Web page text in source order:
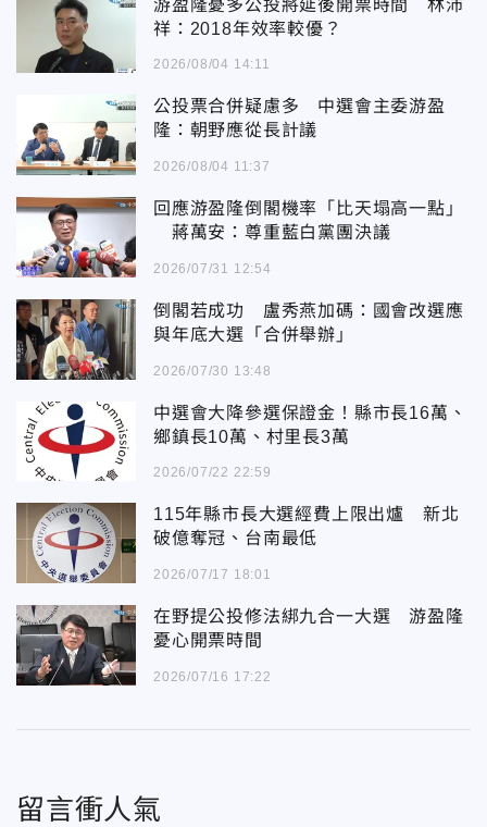
游盈隆憂多公投將延後開票時間 林沛
祥：2018年效率較優？
2026/08/04 14:11
公投票合併疑慮多 中選會主委游盈
隆：朝野應從長計議
2026/08/04 11:37
回應游盈隆倒閣機率「比天塌高一點」
蔣萬安：尊重藍白黨團決議
2026/07/31 12:54
倒閣若成功 盧秀燕加碼：國會改選應
與年底大選「合併舉辦」
2026/07/30 13:48
中選會大降參選保證金！縣市長16萬、
鄉鎮長10萬、村里長3萬
2026/07/22 22:59
115年縣市長大選經費上限出爐 新北
破億奪冠、台南最低
2026/07/17 18:01
在野提公投修法綁九合一大選 游盈隆
憂心開票時間
2026/07/16 17:22
留言衝人氣